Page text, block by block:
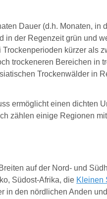
Dauer (d.h. Monaten, in
der Regenzeit grün und
kürzer als
trockeneren Bereichen in
Trockenwälder in
ermöglicht einen dichten
zählen einige Regionen
auf der Nord- und
Südost-Afrika, die Kleinen
in den nördlichen Anden